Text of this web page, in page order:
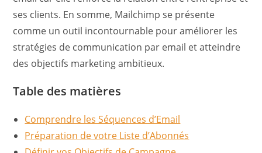
ses clients. En somme, Mailchimp se présente
comme un outil incontournable pour améliorer les
stratégies de communication par email et atteindre
des objectifs marketing ambitieux.
Table des matières
Comprendre les Séquences d’Email
Préparation de votre Liste d’Abonnés